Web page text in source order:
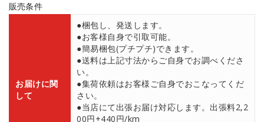
販売条件
お届けに関
して
●梱包し、発送します。
●お客様自身で引取可能。
●簡易梱包(プチプチ)できます。
●送料は上記寸法からご自身でお調べくださ
い。
●集荷依頼はお客様ご自身でおこなってくだ
さい。
●当店にて出張お届け対応します。出張料2,2
00円+440円/km